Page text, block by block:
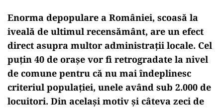
Enorma depopulare a României, scoasă la
iveală de ultimul recensământ, are un efect
direct asupra multor administrații locale. Cel
puțin 40 de orașe vor fi retrogradate la nivel
de comune pentru că nu mai îndeplinesc
criteriul populației, unele având sub 2.000 de
locuitori. Din același motiv și câteva zeci de